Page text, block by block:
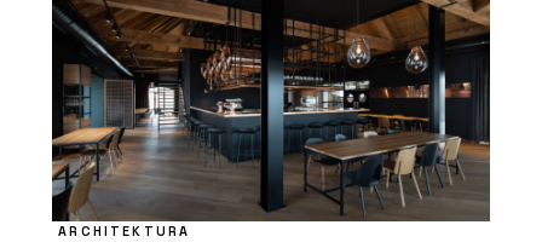
ARCHITEKTURA